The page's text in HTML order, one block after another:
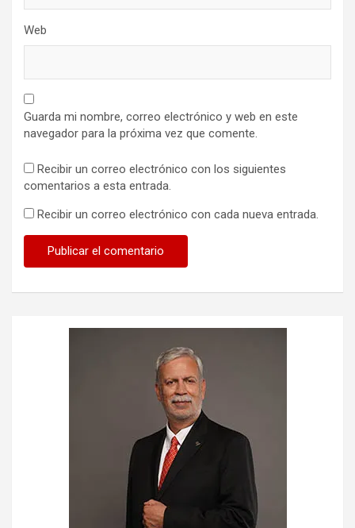
Web
Guarda mi nombre, correo electrónico y web en este
navegador para la próxima vez que comente.
Recibir un correo electrónico con los siguientes
comentarios a esta entrada.
Recibir un correo electrónico con cada nueva entrada.